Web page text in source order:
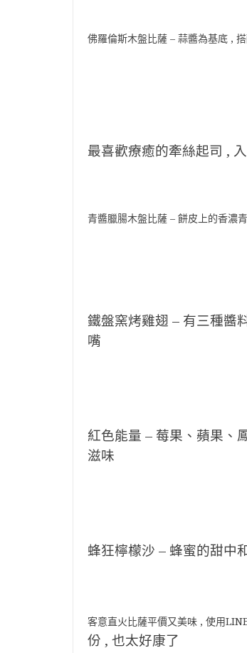
佛羅倫斯木盤比薩 – 蒜醬為基底 ,
最喜歡療癒的牽絲起司 ,
青醬臘腸木盤比薩 – 餅皮上的香濃
鐵盤窯烤雞翅 – 有三種醬
嘴
紅色能量 – 莓果、蘋果、
滋味
蜂狂檸檬沙 – 蜂蜜的甜中
客意直火比薩平價又美味 , 使用
份 , 也太好康了